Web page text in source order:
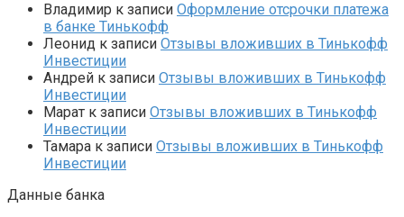
Владимир к записи Оформление отсрочки платежа
в банке Тинькофф
Леонид к записи Отзывы вложивших в Тинькофф
Инвестиции
Андрей к записи Отзывы вложивших в Тинькофф
Инвестиции
Марат к записи Отзывы вложивших в Тинькофф
Инвестиции
Тамара к записи Отзывы вложивших в Тинькофф
Инвестиции
Данные банка